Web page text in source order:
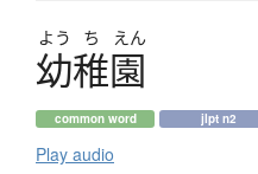
よう ち えん
幼稚園
common word jlpt n2
Play audio